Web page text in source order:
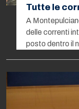
Tutte le
A
delle correnti
posto dentro il